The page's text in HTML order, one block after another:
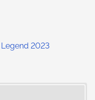
2023